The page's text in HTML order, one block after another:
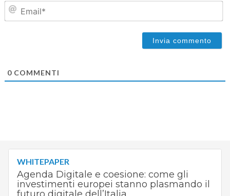
0COMMENTI
WHITEPAPER
Agenda Digitale e coesione: come gli
investimenti europei stanno plasmando il